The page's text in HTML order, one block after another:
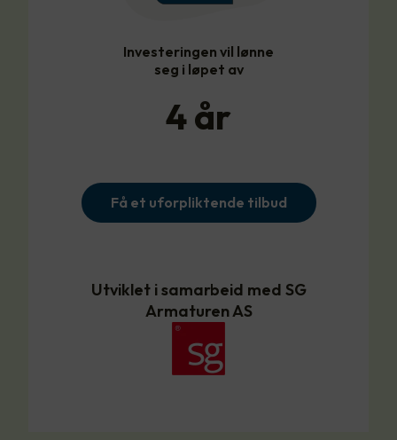
Investeringen vil lønne
seg i løpet av
4år
Få et uforpliktende tilbud
Utviklet i samarbeid med SG
Armaturen AS